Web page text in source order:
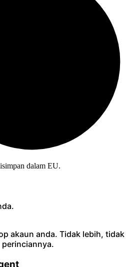
dalam EU.
akaun anda. Tidak lebih, tidak